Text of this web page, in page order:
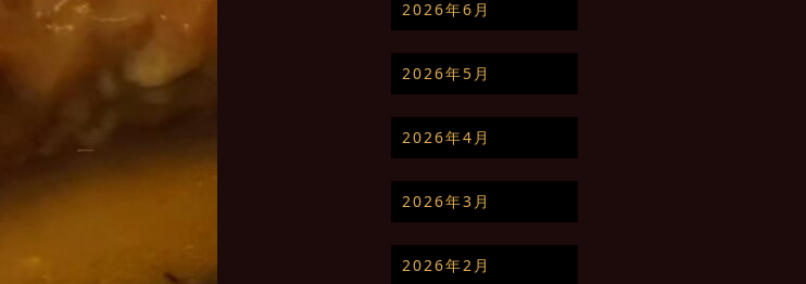
2026年6月
2026年5月
2026年4月
2026年3月
2026年2月